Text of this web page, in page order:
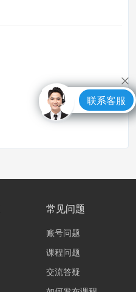
常见问题
账号问题
课程问题
交流答疑
联系客服